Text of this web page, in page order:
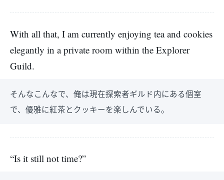
With all that, I am currently enjoying tea and cookies
elegantly in a private room within the Explorer
Guild.
そんなこんなで、俺は現在探索者ギルド内にある個室
で、優雅に紅茶とクッキーを楽しんでいる。
“Is it still not time?”